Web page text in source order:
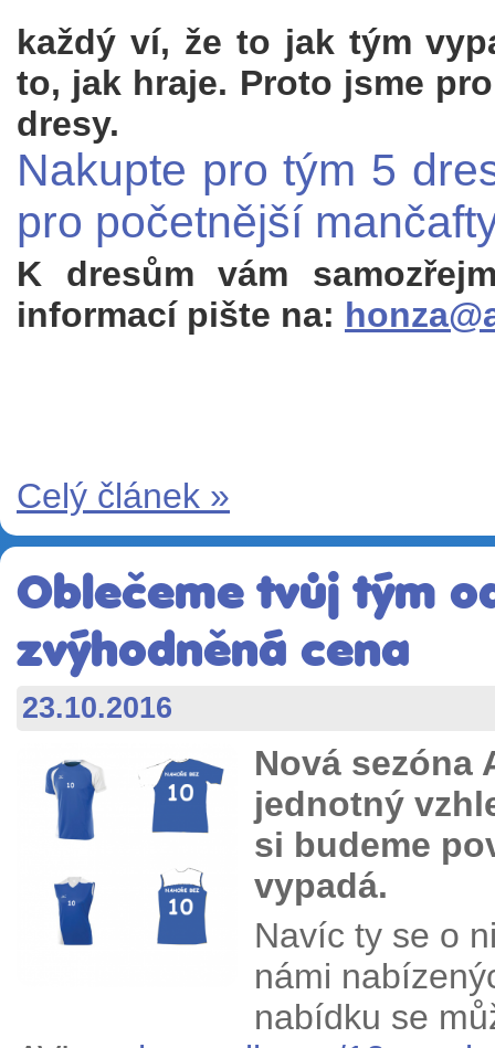
každý ví, že to jak tým
to, jak hraje. Proto jsme
dresy.
Nakupte pro tým 5
pro početnější
K dresům vám
informací pište na:
Celý článek »
Oblečeme tvůj tým
zvýhodněná cena
23.10.2016
Nová sezóna
jednotný
si budeme
vypadá.
Navíc ty se o
námi
nabídku se